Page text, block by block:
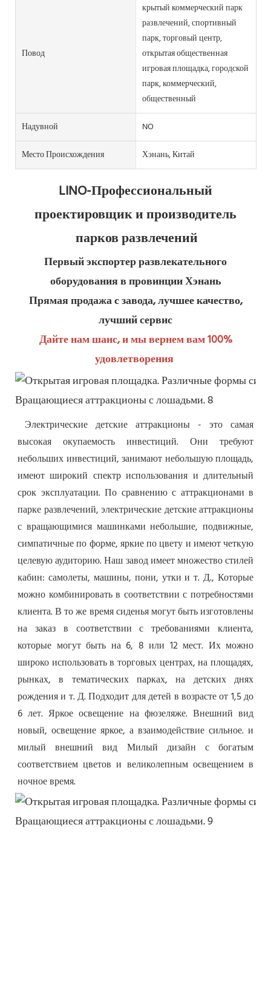
Повод
крытый коммерческий парк
развлечений, спортивный
парк, торговый центр,
открытая общественная
игровая площадка, городской
парк, коммерческий,
общественный
Надувной
NO
Место Происхождения
Хэнань, Китай
LINO-Профессиональный
проектировщик и производитель
парков развлечений
Первый экспортер развлекательного
оборудования в провинции Хэнань
Прямая продажа с завода, лучшее качество,
лучший сервис
Дайте нам шанс, и мы вернем вам 100%
удовлетворения
Электрические детские аттракционы - это самая
высокая окупаемость инвестиций. Они требуют
небольших инвестиций, занимают небольшую площадь,
имеют широкий спектр использования и длительный
срок эксплуатации. По сравнению с аттракционами в
парке развлечений, электрические детские аттракционы
с вращающимися машинками небольшие, подвижные,
симпатичные по форме, яркие по цвету и имеют четкую
целевую аудиторию. Наш завод имеет множество стилей
кабин: самолеты, машины, пони, утки и т. Д., Которые
можно комбинировать в соответствии с потребностями
клиента. В то же время сиденья могут быть изготовлены
на заказ в соответствии с требованиями клиента,
которые могут быть на 6, 8 или 12 мест. Их можно
широко использовать в торговых центрах, на площадях,
рынках, в тематических парках, на детских днях
рождения и т. Д. Подходит для детей в возрасте от 1,5 до
6 лет. Яркое освещение на фюзеляже. Внешний вид
новый, освещение яркое, а взаимодействие сильное. и
милый внешний вид Милый дизайн с богатым
соответствием цветов и великолепным освещением в
ночное время.